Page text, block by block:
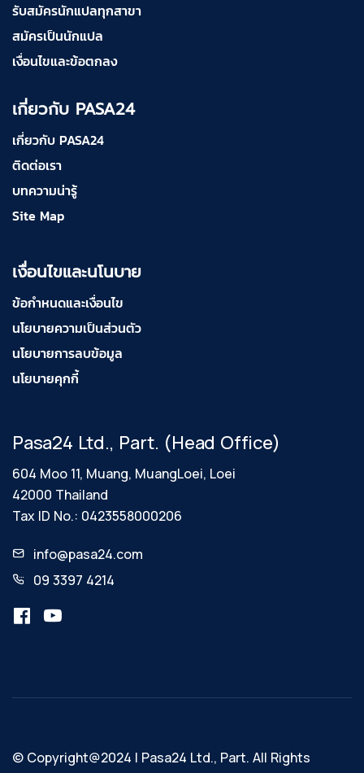
รับสมัครนักแปลทุกสาขา
สมัครเป็นนักแปล
เงื่อนไขและข้อตกลง
เกี่ยวกับ PASA24
เกี่ยวกับ PASA24
ติดต่อเรา
บทความน่ารู้
Site Map
เงื่อนไขและนโนบาย
ข้อกำหนดและเงื่อนไข
นโยบายความเป็นส่วนตัว
นโยบายการลบข้อมูล
นโยบายคุกกี้
Pasa24 Ltd., Part. (Head Office)
604 Moo 11, Muang, MuangLoei, Loei
42000 Thailand
Tax ID No.: 0423558000206
info@pasa24.com
09 3397 4214
© Copyright@2024 | Pasa24 Ltd., Part. All Rights
ยอมรับ